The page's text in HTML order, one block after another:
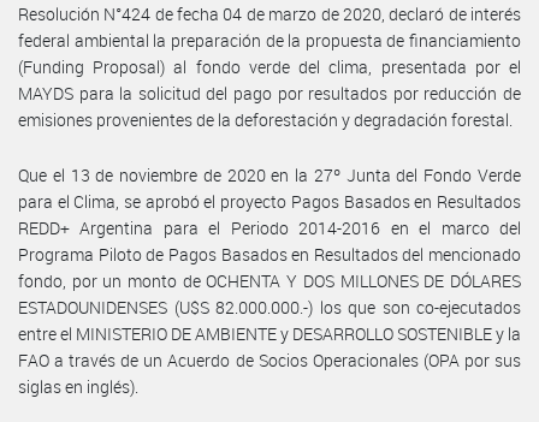
Resolución N°424 de fecha 04 de marzo de 2020, declaró de interés
federal ambiental la preparación de la propuesta de financiamiento
(Funding Proposal) al fondo verde del clima, presentada por el
MAYDS para la solicitud del pago por resultados por reducción de
emisiones provenientes de la deforestación y degradación forestal.
Que el 13 de noviembre de 2020 en la 27º Junta del Fondo Verde
para el Clima, se aprobó el proyecto Pagos Basados en Resultados
REDD+ Argentina para el Periodo 2014-2016 en el marco del
Programa Piloto de Pagos Basados en Resultados del mencionado
fondo, por un monto de OCHENTA Y DOS MILLONES DE DÓLARES
ESTADOUNIDENSES (U$S 82.000.000.-) los que son co-ejecutados
entre el MINISTERIO DE AMBIENTE y DESARROLLO SOSTENIBLE y la
FAO a través de un Acuerdo de Socios Operacionales (OPA por sus
siglas en inglés).